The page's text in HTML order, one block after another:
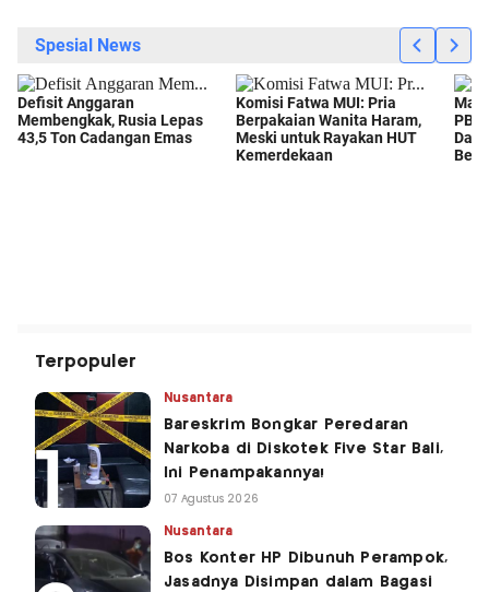
Terpopuler
Nusantara
Bareskrim Bongkar Peredaran
Narkoba di Diskotek Five Star Bali,
Ini Penampakannya!
07 Agustus 2026
Nusantara
Bos Konter HP Dibunuh Perampok,
Jasadnya Disimpan dalam Bagasi